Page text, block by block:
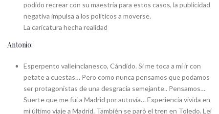
podido recrear con su maestría para estos casos, la publicidad
negativa impulsa a los políticos a moverse.
La caricatura hecha realidad
Antonio:
Esperpento valleinclanesco, Cándido. Si me toca a mí ir con
petate a cuestas… Pero como nunca pensamos que podamos
ser protagonistas de una desgracia semejante.. Pensamos…
Suerte que me fui a Madrid por autovía… Experiencia vivida en
mi último viaje a Madrid. También se paró el tren en Toledo. Leí